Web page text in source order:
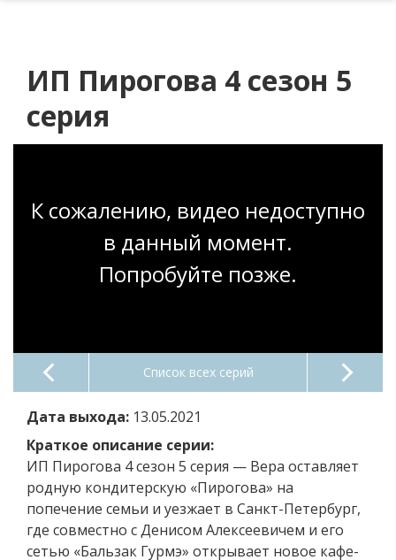
ИП Пирогова 4 сезон 5
серия
К сожалению, видео недоступно
в данный момент.
Попробуйте позже.
Список всех серий
Дата выхода: 13.05.2021
Краткое описание серии:
ИП Пирогова 4 сезон 5 серия — Вера оставляет
родную кондитерскую «Пирогова» на
попечение семьи и уезжает в Санкт-Петербург,
где совместно с Денисом Алексеевичем и его
сетью «Бальзак Гурмэ» открывает новое кафе-